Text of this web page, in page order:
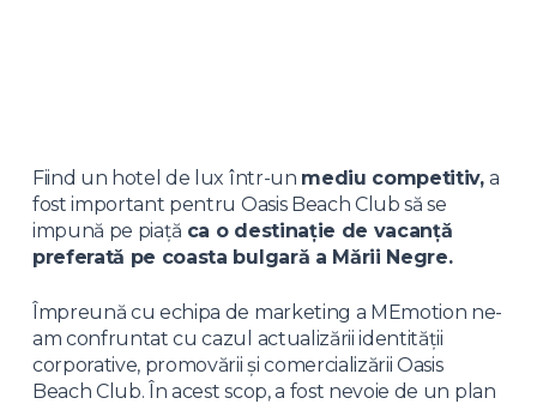
Fiind un hotel de lux într-un mediu competitiv,a
fost important pentru Oasis Beach Club să se
impună pe piață ca o destinație de vacanță
preferată pe coasta bulgară a Mării Negre.
Împreună cu echipa de marketing a MEmotion ne-
am confruntat cu cazul actualizării identității
corporative, promovării și comercializării Oasis
Beach Club. În acest scop, a fost nevoie de un plan